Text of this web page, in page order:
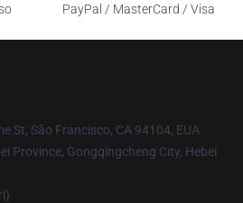
PayPal / MasterCard / Visa
St, São Francisco, CA 94104, EUA
Province, Gongqingcheng City, Hebei